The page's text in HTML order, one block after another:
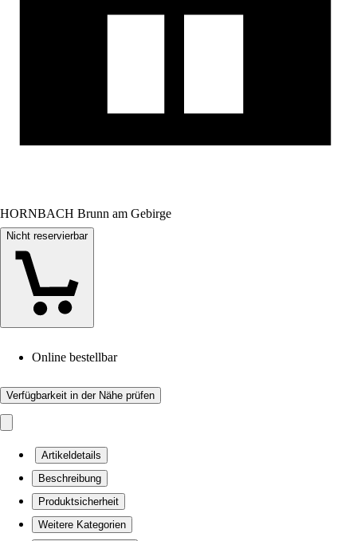
HORNBACH Brunn am Gebirge
Nicht reservierbar
Online bestellbar
Verfügbarkeit in der Nähe prüfen
Artikeldetails
Beschreibung
Produktsicherheit
Weitere Kategorien